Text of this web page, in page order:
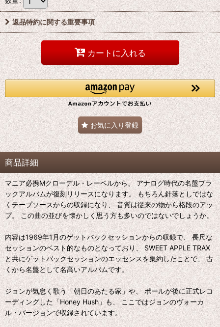
返品特約に関する重要事項
カートに入れる
お気に入り登録
商品詳細
マニア必携Mクローデル・レーベルから、 アナログ時代の名盤ブラ
ックアルバムが復刻リリースになります。 もちろん針落としではな
くテープソースからの収録になり、 音質は従来の物から格段のアッ
プ。 この曲の並びを懐かしく思う方も多いのではないでしょうか。
内容は1969年1月のゲットバックセッションからの収録で、 長尺な
セッションのベスト的なものとなっており、 SWEET APPLE TRAX
と共にゲットバックセッションのエッセンスを集約したことで、 古
くから名盤として名高いアルバムです。
ジョンが気怠く歌う「朝日のあたる家」や、 ポールが後に正式レコ
ーディングした「Honey Hush」も、 ここではジョンのヴォーカ
ル・バージョンで収録されています。